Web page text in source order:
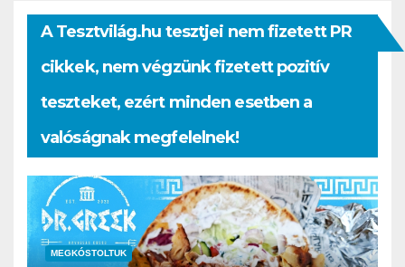
A Tesztvilág.hu tesztjei nem fizetett PR
cikkek, nem végzünk fizetett pozitív
teszteket, ezért minden esetben a
valóságnak megfelelnek!
MEGKÓSTOLTUK